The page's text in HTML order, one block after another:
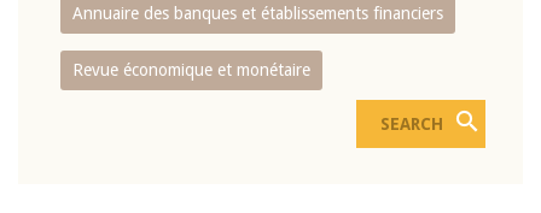
Annuaire des banques et établissements financiers
Revue économique et monétaire